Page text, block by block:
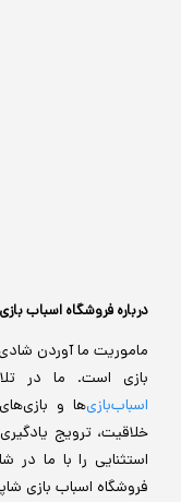
درباره فروشگاه اسباب
ماموریت ما آوردن
بازی است. ما در
اسباب‌بازی‌ها و
خلاقیت، ترویج
استثنایی را با ما در
فروشگاه اسباب بازی